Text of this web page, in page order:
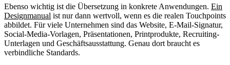
Ebenso wichtig ist die Übersetzung in konkrete Anwendungen. Ein
Designmanual ist nur dann wertvoll, wenn es die realen Touchpoints
abbildet. Für viele Unternehmen sind das Website, E-Mail-Signatur,
Social-Media-Vorlagen, Präsentationen, Printprodukte, Recruiting-
Unterlagen und Geschäftsausstattung. Genau dort braucht es
verbindliche Standards.